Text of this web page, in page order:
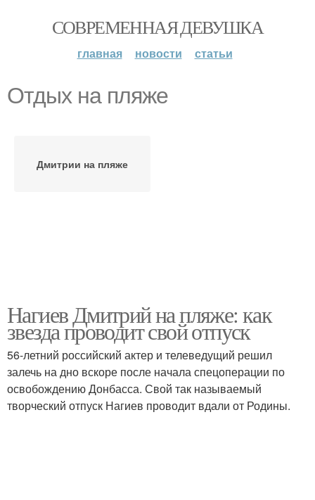
СОВРЕМЕННАЯ ДЕВУШКА
главная новости статьи
Отдых на пляже
Дмитрии на пляже
Нагиев Дмитрий на пляже: как
звезда проводит свой отпуск
56-летний российский актер и телеведущий решил
залечь на дно вскоре после начала спецоперации по
освобождению Донбасса. Свой так называемый
творческий отпуск Нагиев проводит вдали от Родины.